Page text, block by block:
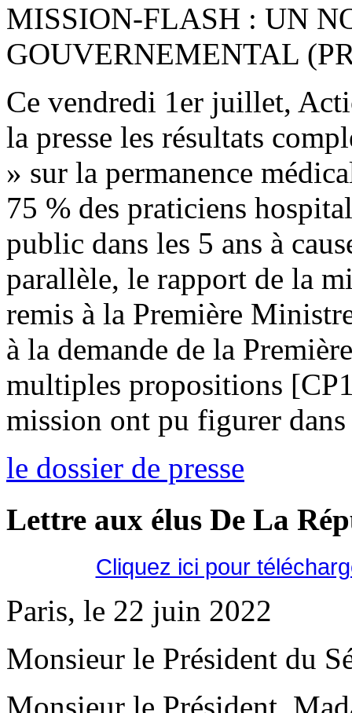
MISSION-FLASH : UN
GOUVERNEMENTAL
Ce vendredi 1er juillet,
la presse les résultats
» sur la permanence
75 % des praticiens
public dans les 5 ans à
parallèle, le rapport de la
remis à la Première
à la demande de la
multiples propositions
mission ont pu figurer
le dossier de presse
Lettre aux élus De La
Cliquez ici pour
Paris, le 22 juin 2022
Monsieur le Président du